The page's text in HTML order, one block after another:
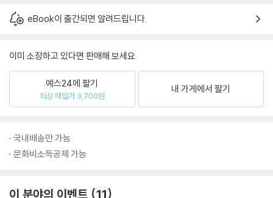
eBook이 출간되면 알려드립니다.
이미 소장하고 있다면 판매해 보세요.
예스24에 팔기
최상 매입가 3,700원
내 가게에서 팔기
국내배송만 가능
문화비소득공제 가능
이 분야의 이벤트 11